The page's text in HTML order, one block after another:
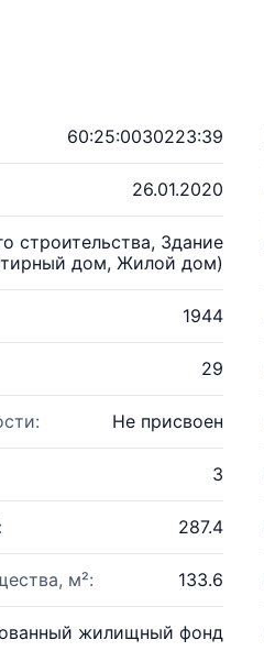
60:25:0030223:39
26.01.2020
строительства, Здание
дом, Жилой дом)
1944
29
Не присвоен
3
287.4
м²: 133.6
жилищный фонд